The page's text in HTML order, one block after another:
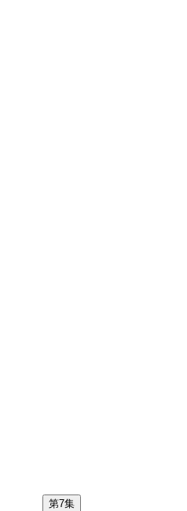
第7集